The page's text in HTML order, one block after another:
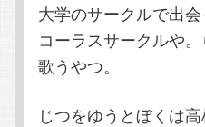
移
動
動
大学のサークルで出会
コーラスサークルや
歌うやつ。
じつをゆうとぼくは